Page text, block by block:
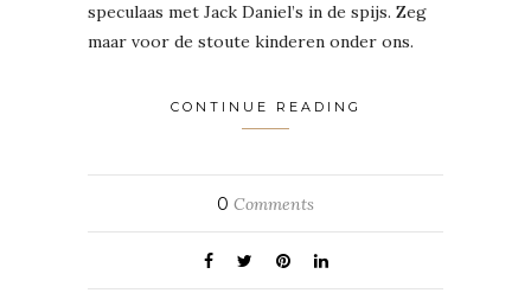
speculaas met Jack Daniel’s in de spijs. Zeg
maar voor de stoute kinderen onder ons.
CONTINUE READING
0 Comments